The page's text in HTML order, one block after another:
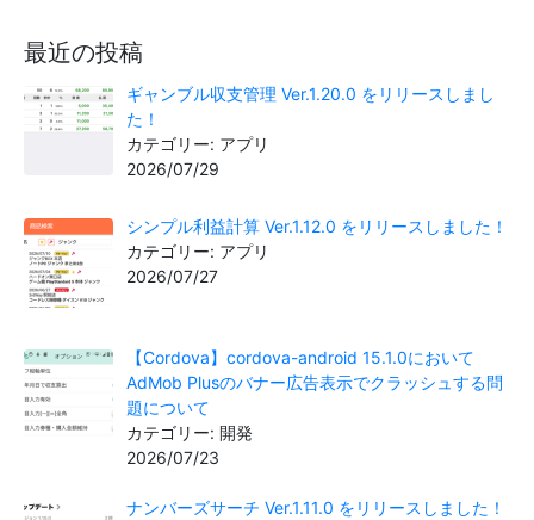
最近の投稿
ギャンブル収支管理 Ver.1.20.0 をリリースしまし
た！
カテゴリー: アプリ
2026/07/29
シンプル利益計算 Ver.1.12.0 をリリースしました！
カテゴリー: アプリ
2026/07/27
【Cordova】cordova-android 15.1.0において
AdMob Plusのバナー広告表示でクラッシュする問
題について
カテゴリー: 開発
2026/07/23
ナンバーズサーチ Ver.1.11.0 をリリースしました！